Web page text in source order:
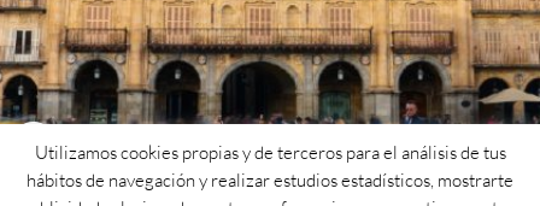
Contacto
Utilizamos cookies propias y de terceros para el análisis de tus
hábitos de navegación y realizar estudios estadísticos, mostrarte